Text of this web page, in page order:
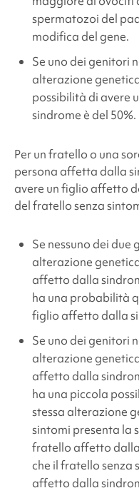
spermatozoi del
modifica del gene.
Se uno dei genitori
alterazione
possibilità di avere
sindrome è del 50%.
Per un fratello o una
persona affetta dalla
avere un figlio affetto
del fratello senza
Se nessuno dei due
alterazione
affetto dalla
ha una probabilità
figlio affetto dalla
Se uno dei genitori
alterazione
affetto dalla
ha una piccola
stessa alterazione
sintomi presenta la
fratello affetto
che il fratello senza
affetto dalla